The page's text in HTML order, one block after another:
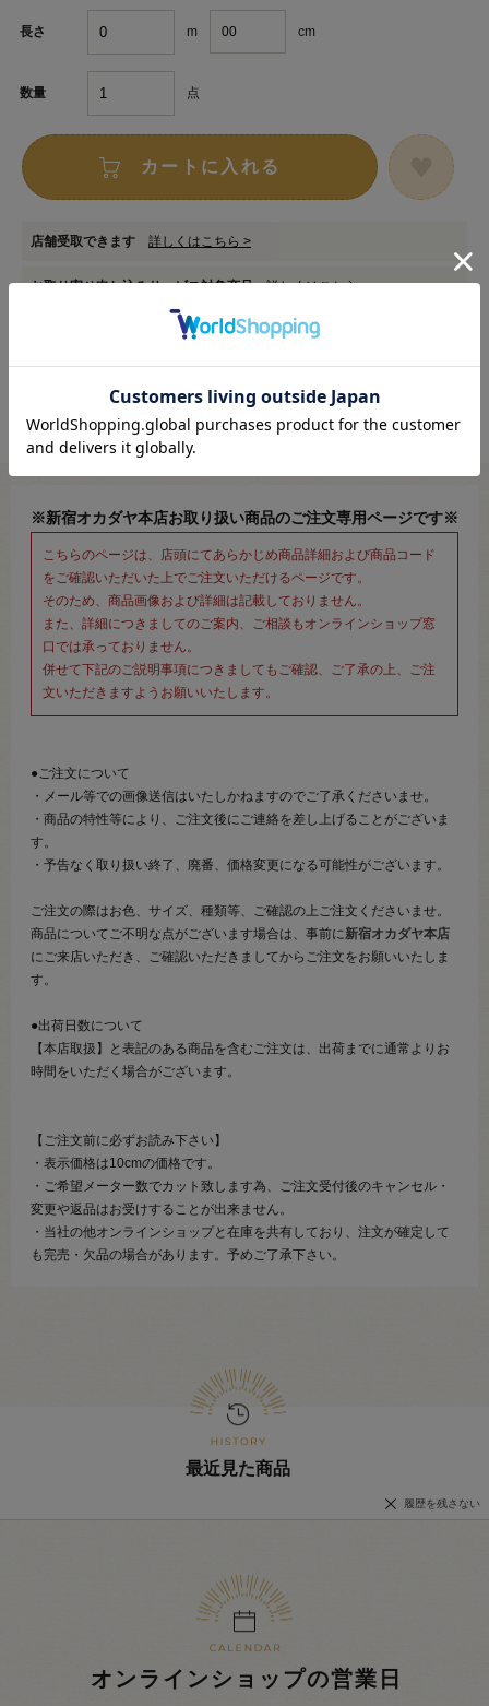
長さ m cm
数量 点
カートに入れる
店舗受取できます 詳しくはこちら >
お取り寄せ申し込みサービス対象商品詳しくはこちら >
在庫数以上のご注文をご希望の場合は
※新宿オカダヤ本店お取り扱い商品のご注文専用ページです※
こちらのページは、店頭にてあらかじめ商品詳細および商品コード
をご確認いただいた上でご注文いただけるページです。
そのため、商品画像および詳細は記載しておりません。
また、詳細につきましてのご案内、ご相談もオンラインショップ窓
口では承っておりません。
併せて下記のご説明事項につきましてもご確認、ご了承の上、ご注
文いただきますようお願いいたします。
●ご注文について
・メール等での画像送信はいたしかねますのでご了承くださいませ。
・商品の特性等により、ご注文後にご連絡を差し上げることがございま
す。
・予告なく取り扱い終了、廃番、価格変更になる可能性がございます。
ご注文の際はお色、サイズ、種類等、ご確認の上ご注文くださいませ。
商品についてご不明な点がございます場合は、事前に新宿オカダヤ本店
にご来店いただき、ご確認いただきましてからご注文をお願いいたしま
す。
●出荷日数について
【本店取扱】と表記のある商品を含むご注文は、出荷までに通常よりお
時間をいただく場合がございます。
【ご注文前に必ずお読み下さい】
・表示価格は10cmの価格です。
・ご希望メーター数でカット致します為、ご注文受付後のキャンセル・
変更や返品はお受けすることが出来ません。
・当社の他オンラインショップと在庫を共有しており、注文が確定して
も完売・欠品の場合があります。予めご了承下さい。
最近見た商品
履歴を残さない
オンラインショップの営業日